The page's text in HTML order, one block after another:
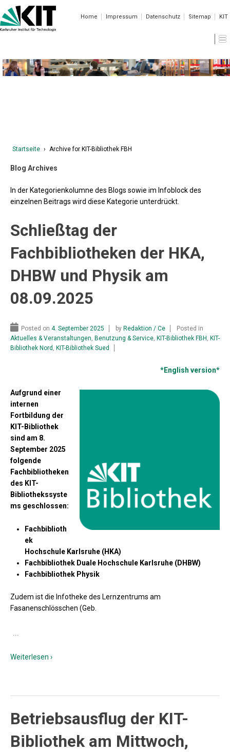
Home Impressum Datenschutz Sitemap KIT
Startseite › Archive for KIT-Bibliothek FBH
Blog Archives
In der Kategorienkolumne des Blogs sowie im Infoblock des
einzelnen Beitrags wird diese Kategorie unterdrückt.
Schließtag der
Fachbibliotheken der HKA,
DHBW und Physik am
08.09.2025
Posted on 4. September 2025 by Redaktion / Ce
Posted in
Aktuelles & Veranstaltungen Benutzung & Service KIT-Bibliothek FBH KIT-
Bibliothek Nord KIT-Bibliothek Sued
*English version*
Aufgrund einer
internen
Fortbildung der
KIT-Bibliothek
sind am 8.
September 2025
folgende
Fachbibliotheken
des KIT-
Bibliothekssyste
ms geschlossen:
Fachbiblioth
ek
Hochschule Karlsruhe (HKA)
Fachbibliothek Duale Hochschule Karlsruhe (DHBW)
Fachbibliothek Physik
Zudem ist die Infotheke des Lernzentrums am
Fasanenschlösschen (Geb.
…
Weiterlesen ›
Betriebsausflug der KIT-
Bibliothek am Mittwoch,